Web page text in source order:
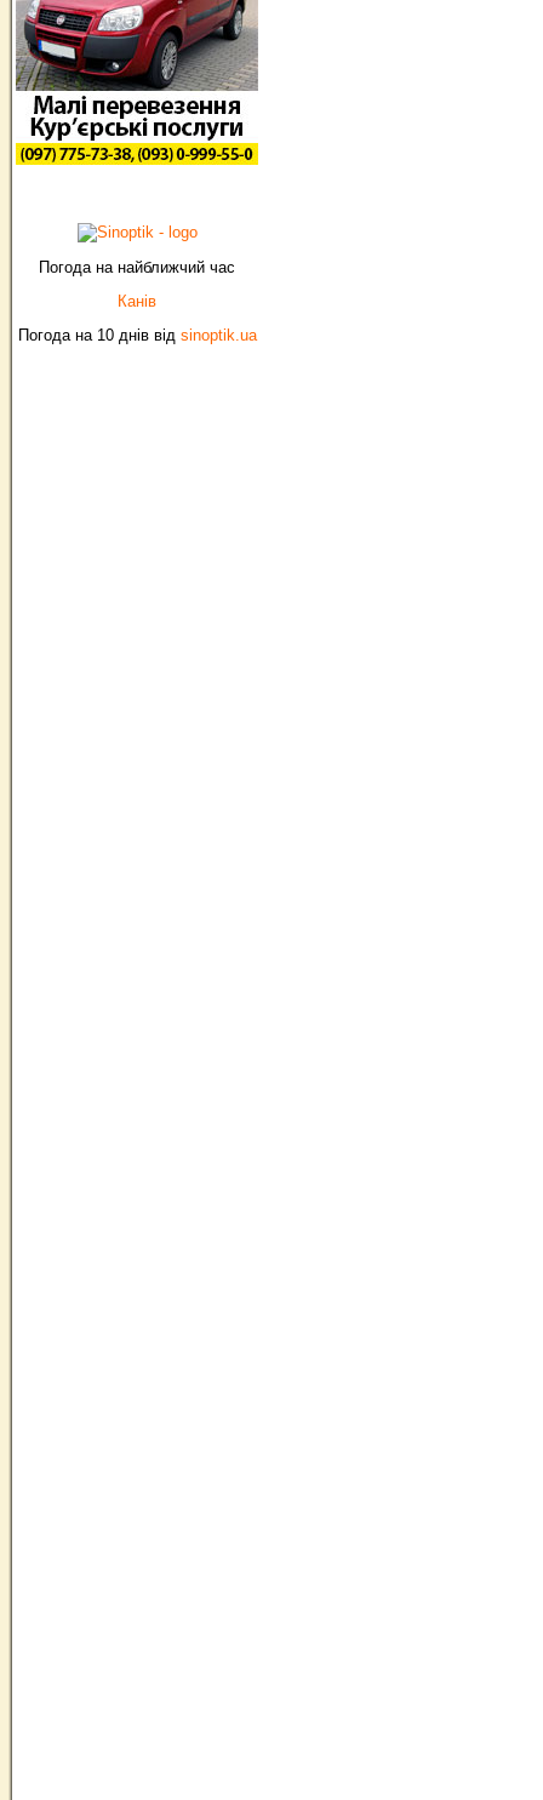
Погода на найближчий час
Канів
Погода на 10 днів від sinoptik.ua